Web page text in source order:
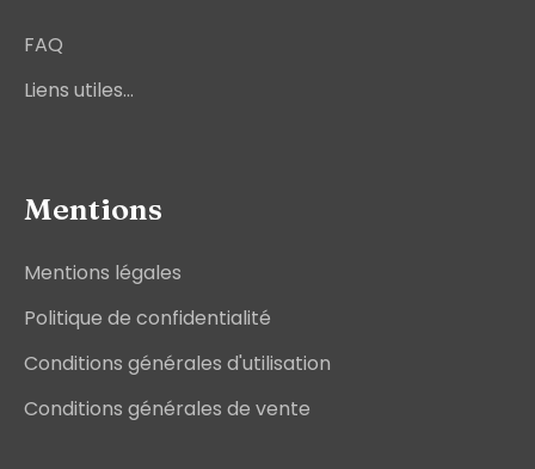
FAQ
Liens utiles...
Mentions
Mentions légales
Politique de confidentialité
Conditions générales d'utilisation
Conditions générales de vente